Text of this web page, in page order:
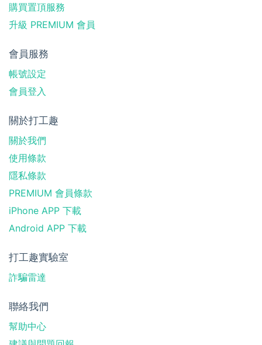
購買置頂服務
升級 PREMIUM 會員
會員服務
帳號設定
會員登入
關於打工趣
關於我們
使用條款
隱私條款
PREMIUM 會員條款
iPhone APP 下載
Android APP 下載
打工趣實驗室
詐騙雷達
聯絡我們
幫助中心